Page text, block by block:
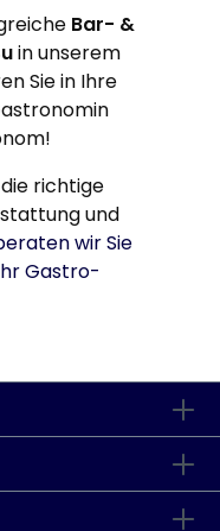
Bar- &
in unserem
Sie in Ihre
richtige
und
wir Sie
Gastro-